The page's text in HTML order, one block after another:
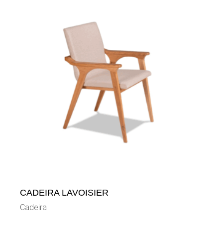
CADEIRA LAVOISIER
Cadeira